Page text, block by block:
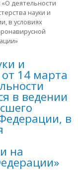
деятельности
науки и
в условиях
и
14 марта
в ведении
в
на